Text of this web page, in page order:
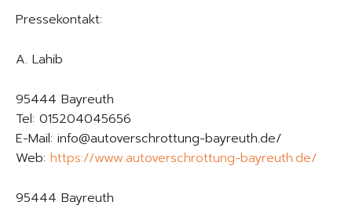
Pressekontakt:
A. Lahib
95444 Bayreuth
Tel: 015204045656
E-Mail: info@autoverschrottung-bayreuth.de/
Web: https://www.autoverschrottung-bayreuth.de/
95444 Bayreuth